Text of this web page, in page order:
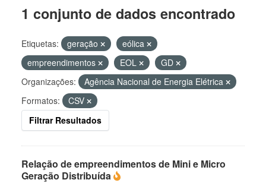
1 conjunto de dados encontrado
Etiquetas: geração
eólica
empreendimentos
EOL
GD
Organizações:
Agência Nacional de Energia Elétrica
Formatos:
CSV
Filtrar Resultados
Relação de empreendimentos de Mini e Micro
Geração Distribuída